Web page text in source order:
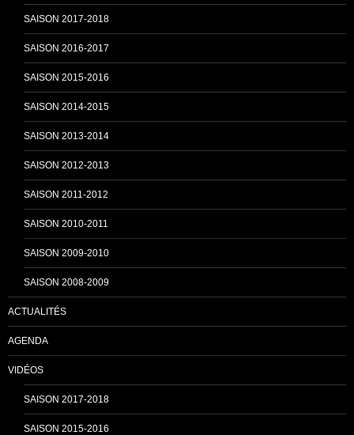
h
n
SAISON 2017-2018
SAISON 2016-2017
SAISON 2015-2016
SAISON 2014-2015
SAISON 2013-2014
SAISON 2012-2013
SAISON 2011-2012
SAISON 2010-2011
SAISON 2009-2010
SAISON 2008-2009
ACTUALITÉS
AGENDA
VIDÉOS
SAISON 2017-2018
SAISON 2015-2016